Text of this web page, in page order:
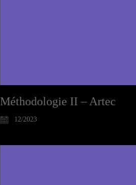
Méthodologie II – Artec
12/2023